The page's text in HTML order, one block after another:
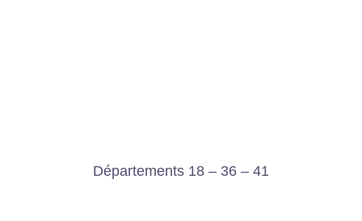
Départements 18 – 36 – 41